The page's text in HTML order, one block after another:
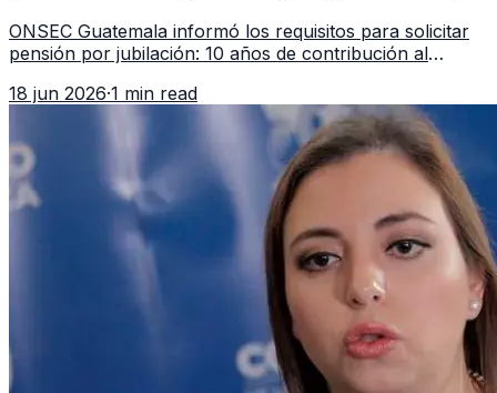
ONSEC Guatemala informó los requisitos para solicitar
pensión por jubilación: 10 años de contribución al
importar edad.
18 jun 2026·1 min read